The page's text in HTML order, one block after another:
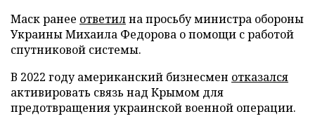
Маск ранее ответилна просьбу министра обороны
Украины Михаила Федорова о помощи с работой
спутниковой системы.
В 2022 году американский бизнесмен отказался
активировать связь над Крымом для
предотвращения украинской военной операции.